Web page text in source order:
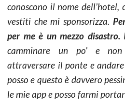
conoscono il nome dell’hotel,
vestiti che mi sponsorizza.
per me è un mezzo disastro.
camminare un po’ e
attraversare il ponte e
posso e questo è davvero
le mie app e posso farmi